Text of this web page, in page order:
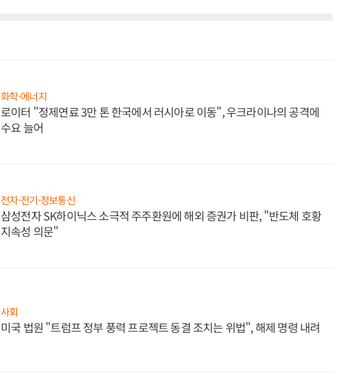
화학·에너지
로이터 "정제연료 3만 톤 한국에서 러시아로 이동", 우크라이나의 공격에
수요 늘어
전자·전기·정보통신
삼성전자 SK하이닉스 소극적 주주환원에 해외 증권가 비판, "반도체 호황
지속성 의문"
사회
미국 법원 "트럼프 정부 풍력 프로젝트 동결 조치는 위법", 해제 명령 내려